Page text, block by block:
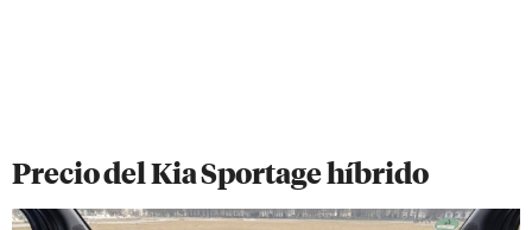
Precio del Kia Sportage híbrido